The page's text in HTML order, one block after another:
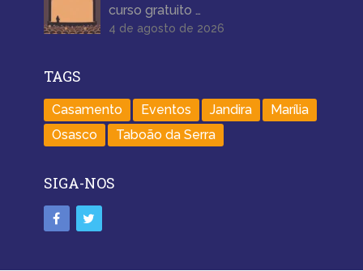
curso gratuito …
4 de agosto de 2026
TAGS
Casamento Eventos Jandira
Marília
Osasco
Taboão da Serra
SIGA-NOS